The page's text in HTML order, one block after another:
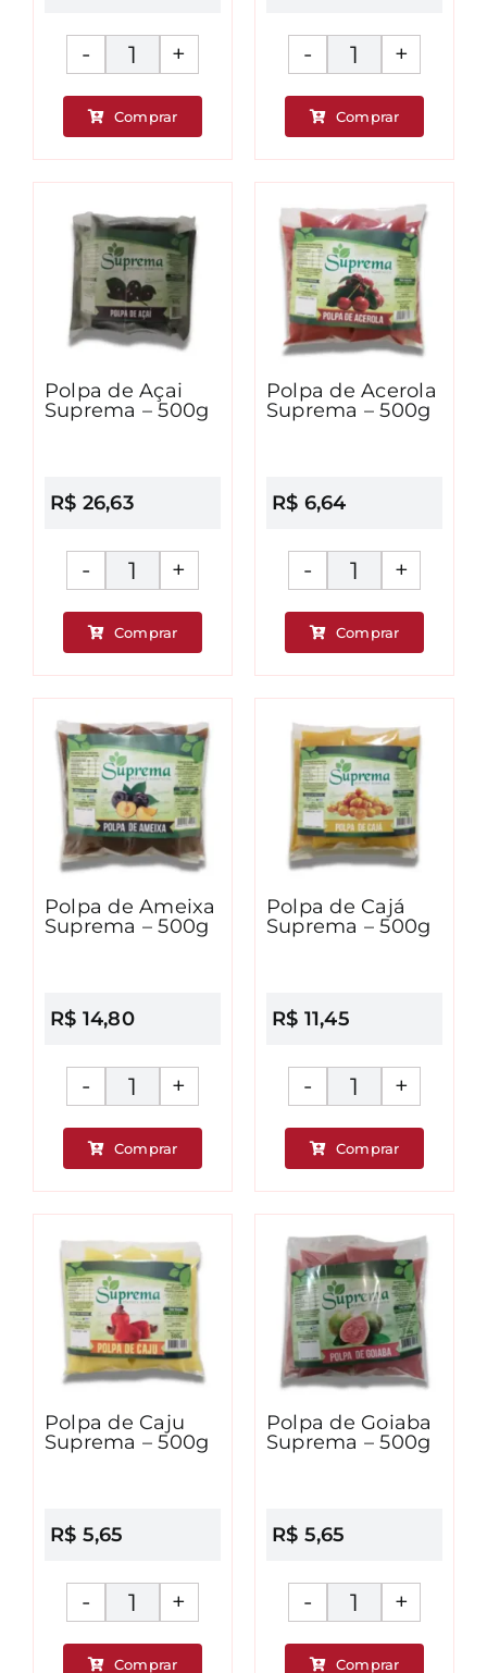
Polpa
de
Abacaxi
Hortelã
Suprema
-
500g
quantidade
Comprar
Polpa
de
Abacaxi
-
500g
Comprar
Polpa de Açai
Suprema – 500g
R$ 26,63
Polpa
de
Açai
-
500g
quantidade
Comprar
Polpa de Acerola
Suprema – 500g
R$ 6,64
Polpa
de
Acerola
-
500g
Comprar
Polpa de Ameixa
Suprema – 500g
R$ 14,80
Polpa
de
Ameixa
-
500g
quantidade
Comprar
Polpa de Cajá
Suprema – 500g
R$ 11,45
Polpa
de
Cajá
-
500g
Comprar
Polpa de Caju
Suprema – 500g
R$ 5,65
Polpa
de
Comprar
Polpa de Goiaba
Suprema – 500g
R$ 5,65
Polpa
de
Comprar